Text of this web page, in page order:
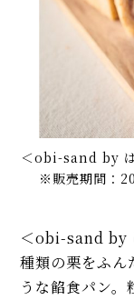
＜obi-sand by
※販売期間：
＜obi-sand by
種類の栗をふん
うな餡食パン